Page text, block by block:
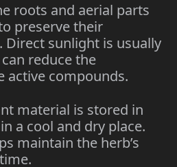
roots and aerial parts
preserve their
Direct sunlight is usually
reduce the
active compounds.
material is stored in
a cool and dry place.
maintain the herb’s